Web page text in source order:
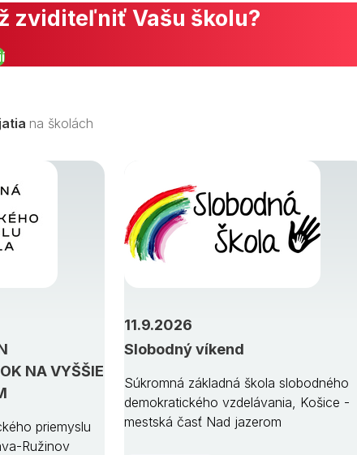
zviditeľniť Vašu školu?
na školách
NA VYŠŠIE
priemyslu
Ružinov
Slobodný víkend
11.9.2026
Súkromná základná škola slobodného
demokratického vzdelávania, Košice -
mestská časť Nad jazerom